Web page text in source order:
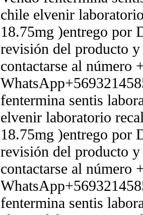
chile elvenir
18.75mg )entrego por
revisión del producto
contactarse al número
fentermina sentis
elvenir laboratorio
18.75mg )entrego por
revisión del producto
contactarse al número
fentermina sentis